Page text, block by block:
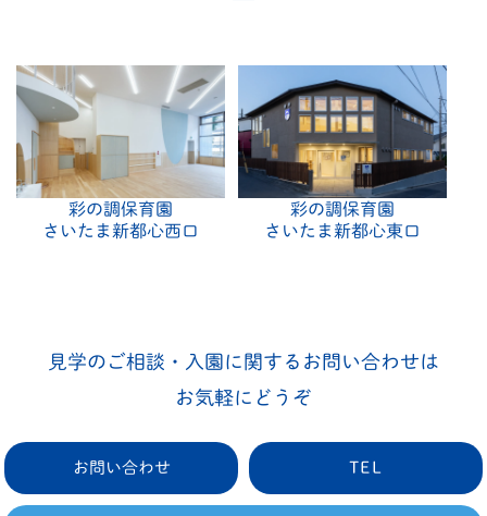
彩の調保育園
さいたま新都心西口
彩の調保育園
さいたま新都心東口
見学のご相談・入園に関するお問い合わせは
お気軽にどうぞ
お問い合わせ TEL